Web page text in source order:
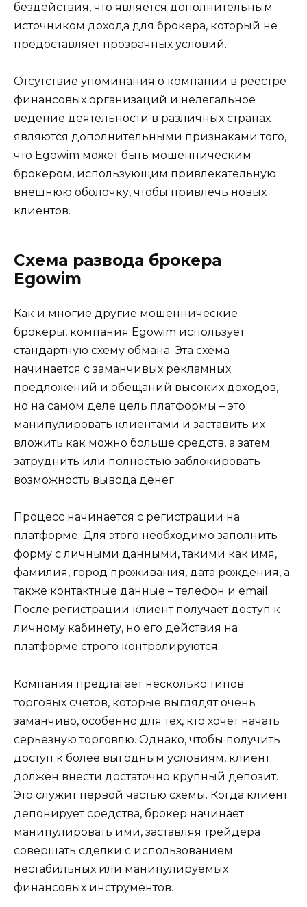
бездействия, что является дополнительным
источником дохода для брокера, который не
предоставляет прозрачных условий.
Отсутствие упоминания о компании в реестре
финансовых организаций и нелегальное
ведение деятельности в различных странах
являются дополнительными признаками того,
что Egowim может быть мошенническим
брокером, использующим привлекательную
внешнюю оболочку, чтобы привлечь новых
клиентов.
Схема развода брокера
Egowim
Как и многие другие мошеннические
брокеры, компания Egowim использует
стандартную схему обмана. Эта схема
начинается с заманчивых рекламных
предложений и обещаний высоких доходов,
но на самом деле цель платформы – это
манипулировать клиентами и заставить их
вложить как можно больше средств, а затем
затруднить или полностью заблокировать
возможность вывода денег.
Процесс начинается с регистрации на
платформе. Для этого необходимо заполнить
форму с личными данными, такими как имя,
фамилия, город проживания, дата рождения, а
также контактные данные – телефон и email.
После регистрации клиент получает доступ к
личному кабинету, но его действия на
платформе строго контролируются.
Компания предлагает несколько типов
торговых счетов, которые выглядят очень
заманчиво, особенно для тех, кто хочет начать
серьезную торговлю. Однако, чтобы получить
доступ к более выгодным условиям, клиент
должен внести достаточно крупный депозит.
Это служит первой частью схемы. Когда клиент
депонирует средства, брокер начинает
манипулировать ими, заставляя трейдера
совершать сделки с использованием
нестабильных или манипулируемых
финансовых инструментов.